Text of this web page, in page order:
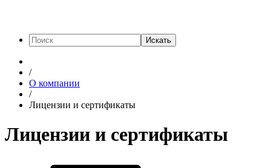
Искать
/
О компании
/
Лицензии и сертификаты
Лицензии и сертификаты